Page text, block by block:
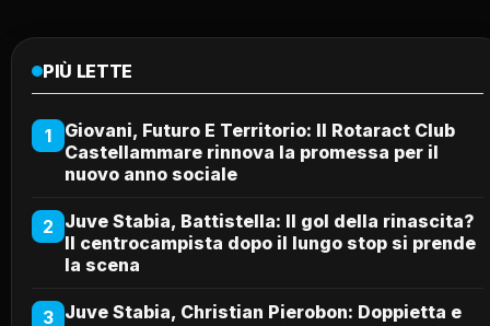
PIÙ LETTE
1
Giovani, Futuro E Territorio: Il Rotaract Club
Castellammare rinnova la promessa per il
nuovo anno sociale
2 Juve Stabia, Battistella: Il gol della rinascita?
Il centrocampista dopo il lungo stop si prende
la scena
3 Juve Stabia, Christian Pierobon: Doppietta e